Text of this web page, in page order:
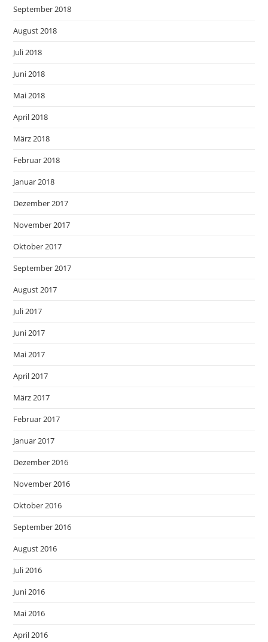
September 2018
August 2018
Juli 2018
Juni 2018
Mai 2018
April 2018
März 2018
Februar 2018
Januar 2018
Dezember 2017
November 2017
Oktober 2017
September 2017
August 2017
Juli 2017
Juni 2017
Mai 2017
April 2017
März 2017
Februar 2017
Januar 2017
Dezember 2016
November 2016
Oktober 2016
September 2016
August 2016
Juli 2016
Juni 2016
Mai 2016
April 2016